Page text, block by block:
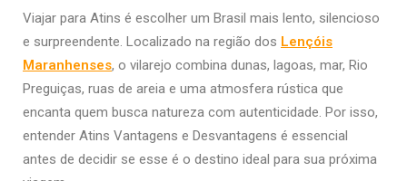
Viajar para Atins é escolher um Brasil mais lento, silencioso
e surpreendente. Localizado na região dos Lençóis
Maranhenses, o vilarejo combina dunas, lagoas, mar, Rio
Preguiças, ruas de areia e uma atmosfera rústica que
encanta quem busca natureza com autenticidade. Por isso,
entender Atins Vantagens e Desvantagens é essencial
antes de decidir se esse é o destino ideal para sua próxima